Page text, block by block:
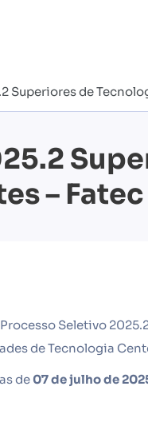
Superiores de
–
Seletivo
de Tecnologia
de 07 de julho de